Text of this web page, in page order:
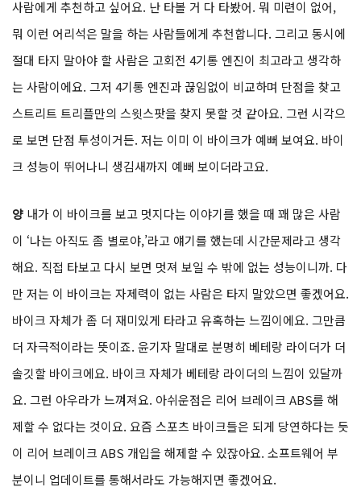
교적 저렴하게 판매하는 거죠. 우리나라에서 스트리트 트리플이란
모델의 인지도가 약하기 때문에 가능한 가격대라고 생각해요.
윤 저는 모터사이클의 경험이 많은 사람. 뭔가 바이크 권태기가 온
사람에게 추천하고 싶어요. 난 타볼 거 다 타봤어. 뭐 미련이 없어,
뭐 이런 어리석은 말을 하는 사람들에게 추천합니다. 그리고 동시에
절대 타지 말아야 할 사람은 고회전 4기통 엔진이 최고라고 생각하
스트리트 트리플만의 스윗스팟을 찾지 못할 것 같아요. 그런 시각으
로 보면 단점 투성이거든. 저는 이미 이 바이크가 예뻐 보여요. 바이
크 성능이 뛰어나니 생김새까지 예뻐 보이더라고요.
양내가 이 바이크를 보고 멋지다는 이야기를 했을 때 꽤 많은 사람
이 ‘나는 아직도 좀 별로야,’라고 얘기를 했는데 시간문제라고 생각
해요. 직접 타보고 다시 보면 멋져 보일 수 밖에 없는 성능이니까. 다
만 저는 이 바이크는 자제력이 없는 사람은 타지 말았으면 좋겠어요.
바이크 자체가 좀 더 재미있게 타라고 유혹하는 느낌이에요. 그만큼
더 자극적이라는 뜻이죠. 윤기자 말대로 분명히 베테랑 라이더가 더
솔깃할 바이크에요. 바이크 자체가 베테랑 라이더의 느낌이 있달까